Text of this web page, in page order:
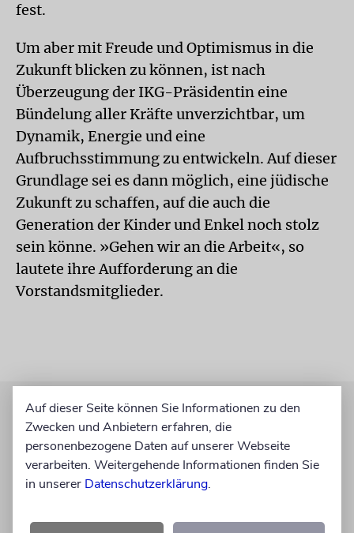
fest.
Um aber mit Freude und Optimismus in die
Zukunft blicken zu können, ist nach
Überzeugung der IKG-Präsidentin eine
Bündelung aller Kräfte unverzichtbar, um
Dynamik, Energie und eine
Aufbruchsstimmung zu entwickeln. Auf dieser
Grundlage sei es dann möglich, eine jüdische
Zukunft zu schaffen, auf die auch die
Generation der Kinder und Enkel noch stolz
sein könne. »Gehen wir an die Arbeit«, so
lautete ihre Aufforderung an die
Vorstandsmitglieder.
Auf dieser Seite können Sie Informationen zu den
Zwecken und Anbietern erfahren, die
personenbezogene Daten auf unserer Webseite
verarbeiten. Weitergehende Informationen finden Sie
in unserer Datenschutzerklärung.